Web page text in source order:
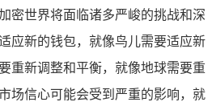
密世界将面临诸多严峻的挑战和深
应新的钱包，就像鸟儿需要适应新
重新调整和平衡，就像地球需要重
场信心可能会受到严重的影响，就